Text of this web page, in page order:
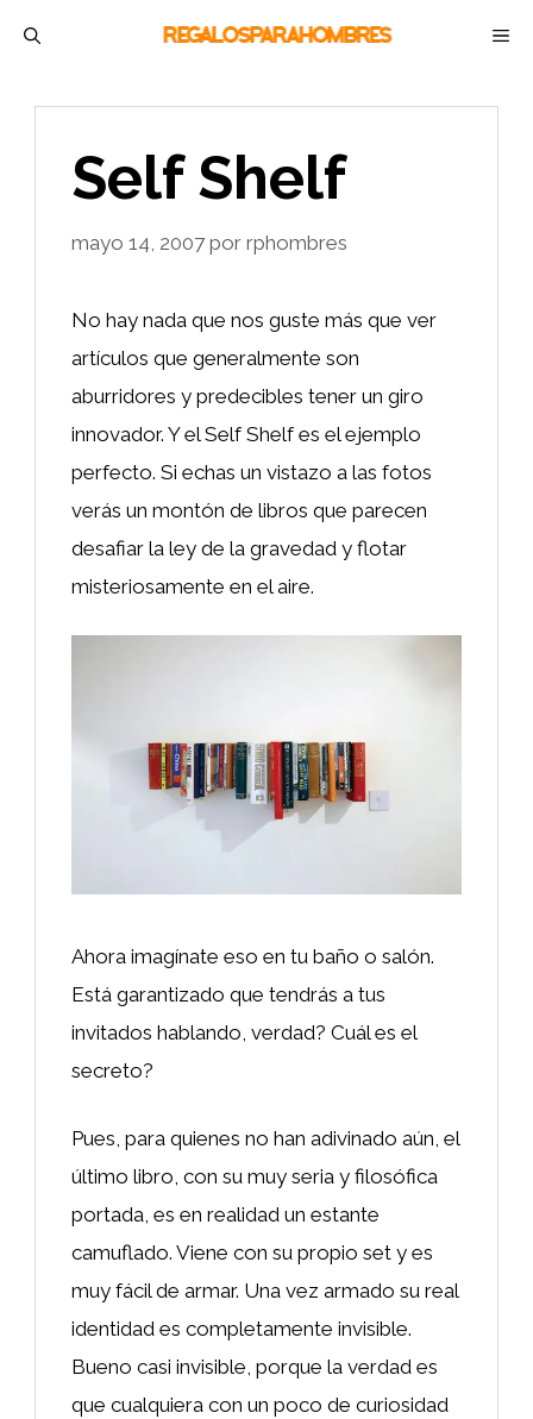
Self Shelf
mayo 14, 2007 por rphombres
No hay nada que nos guste más que ver
artículos que generalmente son
aburridores y predecibles tener un giro
innovador. Y el Self Shelf es el ejemplo
perfecto. Si echas un vistazo a las fotos
verás un montón de libros que parecen
desafiar la ley de la gravedad y flotar
misteriosamente en el aire.
Ahora imagínate eso en tu baño o salón.
Está garantizado que tendrás a tus
invitados hablando, verdad? Cuál es el
secreto?
Pues, para quienes no han adivinado aún, el
último libro, con su muy seria y filosófica
portada, es en realidad un estante
camuflado. Viene con su propio set y es
muy fácil de armar. Una vez armado su real
identidad es completamente invisible.
Bueno casi invisible, porque la verdad es
que cualquiera con un poco de curiosidad